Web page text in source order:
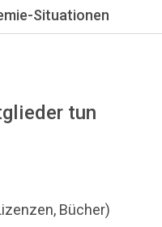
Situationen
tun
Bücher)